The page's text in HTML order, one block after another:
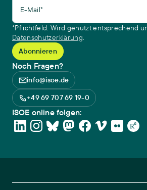
E-Mail*
*Pflichtfeld. Wird genutzt entsprechend
Datenschutzerklärung.
Noch Fragen?
info@isoe.de
+49 69 707 69 19-0
ISOE online folgen: